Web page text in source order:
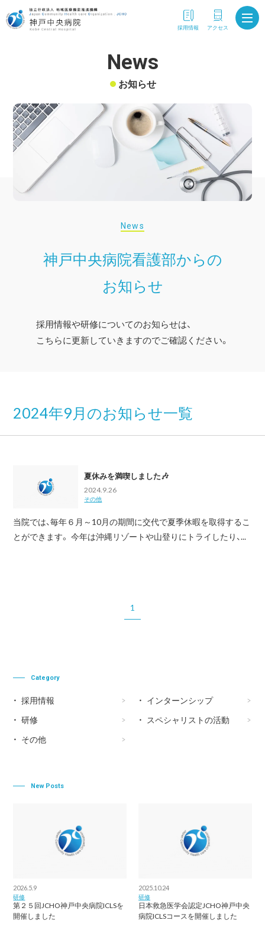
採用情報 アクセス
News
お知らせ
News
神戸中央病院看護部からの
お知らせ
採用情報や研修についてのお知らせは、
こちらに更新していきますのでご確認ください。
2024年9月のお知らせ一覧
夏休みを満喫しました🎶
2024.9.26
その他
当院では、毎年６月～10月の期間に交代で夏季休暇を取得するこ
とができます。 今年は沖縄リゾートや山登りにトライしたり、...
1
Category
採用情報 インターンシップ
研修 スペシャリストの活動
その他
New Posts
2026.5.9
研修
第２５回JCHO神戸中央病院ICLSを
開催しました
2025.10.24
研修
日本救急医学会認定JCHO神戸中央
病院ICLSコースを開催しました